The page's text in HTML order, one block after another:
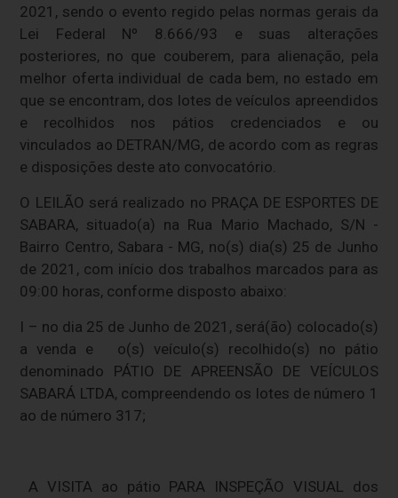
2021, sendo o evento regido pelas normas gerais da
Lei Federal Nº 8.666/93 e suas alterações
posteriores, no que couberem, para alienação, pela
melhor oferta individual de cada bem, no estado em
que se encontram, dos lotes de veículos apreendidos
e recolhidos nos pátios credenciados e ou
vinculados ao DETRAN/MG, de acordo com as regras
e disposições deste ato convocatório.
O LEILÃO será realizado no PRAÇA DE ESPORTES DE
SABARA, situado(a) na Rua Mario Machado, S/N -
Bairro Centro, Sabara - MG, no(s) dia(s) 25 de Junho
de 2021, com início dos trabalhos marcados para as
09:00 horas, conforme disposto abaixo:
I – no dia 25 de Junho de 2021, será(ão) colocado(s)
a venda e o(s) veículo(s) recolhido(s) no pátio
denominado PÁTIO DE APREENSÃO DE VEÍCULOS
SABARÁ LTDA, compreendendo os lotes de número 1
ao de número 317;
A VISITA ao pátio PARA INSPEÇÃO VISUAL dos